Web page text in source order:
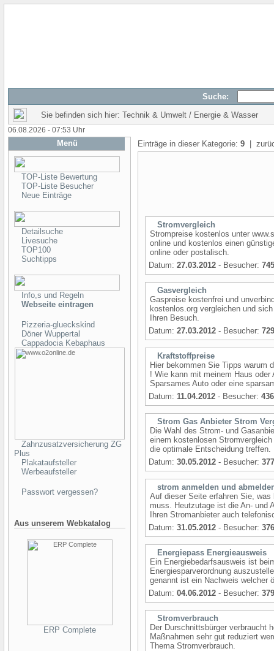
Suche:
Sie befinden sich hier: Technik & Umwelt / Energie & Wasser
06.08.2026 - 07:53 Uhr
Menü
TOP-Liste Bewertung
TOP-Liste Besucher
Neue Einträge
Detailsuche
Livesuche
TOP100
Suchtipps
Info,s und Regeln
Webseite eintragen
Pizzeria-glueckskind
Döner Wuppertal
Cappadocia Kebaphaus
Zahnzusatzversicherung ZG
Plus
Plakataufsteller
Werbeaufsteller
Passwort vergessen?
Aus unserem Webkatalog
ERP Complete
Einträge in dieser Kategorie: 9 |
Stromvergleich
Strompreise kostenlos unter
online und kostenlos einen
online oder postalisch.
Datum: 27.03.2012 - Besucher:
Gasvergleich
Gaspreise kostenfrei und
kostenlos.org vergleichen und
Ihren Besuch.
Datum: 27.03.2012 - Besucher:
Kraftstoffpreise
Hier bekommen Sie Tipps warum
! Wie kann mit meinem Haus
Sparsames Auto oder eine
Datum: 11.04.2012 - Besucher:
Strom Gas Anbieter Strom
Die Wahl des Strom- und
einem kostenlosen
die optimale Entscheidung treffen.
Datum: 30.05.2012 - Besucher:
strom anmelden und
Auf dieser Seite erfahren Sie,
muss. Heutzutage ist die An- und
Ihren Stromanbieter auch
Datum: 31.05.2012 - Besucher:
Energiepass Energieausweis
Ein Energiebedarfsausweis ist
Energiesparverordnung
genannt ist ein Nachweis welcher
Datum: 04.06.2012 - Besucher:
Stromverbrauch
Der Durschnittsbürger verbraucht
Maßnahmen sehr gut reduziert
Thema Stromverbrauch.